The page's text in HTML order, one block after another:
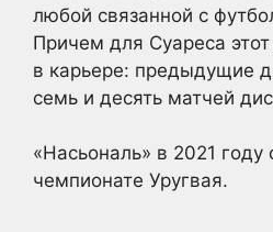
любой связанной с
Причем для Суареса
в карьере: предыдущие
семь и десять матчей
«Насьональ» в 2021
чемпионате Уругвая.